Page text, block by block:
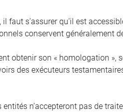
faut s’assurer qu’il est
conservent généralement
obtenir son « homologation »,
des exécuteurs
n’accepteront pas de